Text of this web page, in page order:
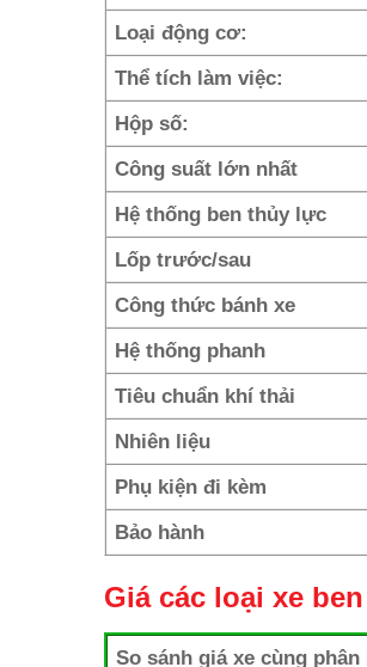
Loại động cơ:
Thể tích làm việc:
Hộp số:
Công suất lớn nhất
Hệ thống ben thủy lực
Lốp trước/sau
Công thức bánh xe
Hệ thống phanh
Tiêu chuẩn khí thải
Nhiên liệu
Phụ kiện đi kèm
Bảo hành
Giá các loại xe
So sánh giá xe cùng phân